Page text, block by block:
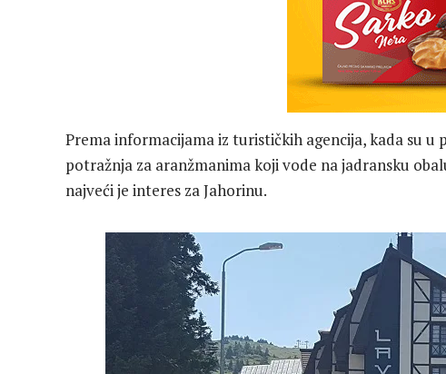
Prema informacijama iz turističkih agencija, kada su
potražnja za aranžmanima koji vode na jadransku
najveći je interes za Jahorinu.